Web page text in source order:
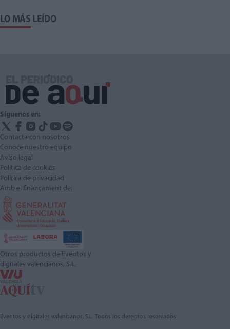
LO MÁS LEÍDO
Síguenos en:
Contacta con nosotros
Conoce nuestro equipo
Aviso legal
Política de cookies
Política de privacidad
Amb el finançament de:
Otros productos de Eventos y
digitales valencianos, S.L.
Eventos y digitales valencianos, S.L. Todos los derechos reservados